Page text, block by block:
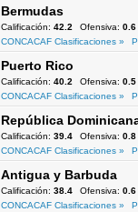
Bermudas
Calificación: 42.2 Ofensiva: 0.6
CONCACAF Clasificaciones »
Puerto Rico
Calificación: 40.2 Ofensiva: 0.5
CONCACAF Clasificaciones »
República
Calificación: 39.4 Ofensiva: 0.8
CONCACAF Clasificaciones »
Antigua y Barbuda
Calificación: 38.4 Ofensiva: 0.6
CONCACAF Clasificaciones »